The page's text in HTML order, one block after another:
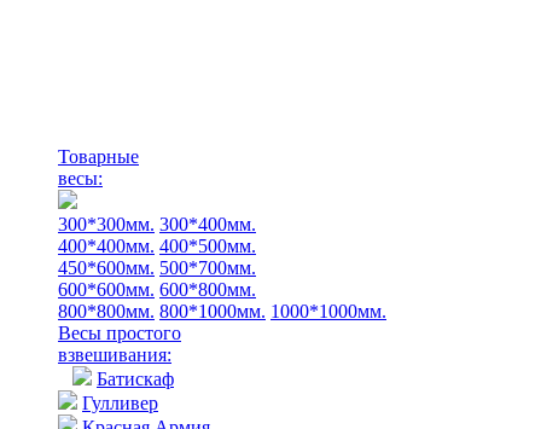
Товарные
весы:
300*300мм. 300*400мм.
400*400мм. 400*500мм.
450*600мм. 500*700мм.
600*600мм. 600*800мм.
800*800мм. 800*1000мм. 1000*1000мм.
Весы простого
взвешивания:
Батискаф
Гулливер